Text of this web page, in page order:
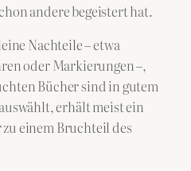
andere begeistert hat.
Nachteile – etwa
oder Markierungen –,
Bücher sind in gutem
erhält meist ein
einem Bruchteil des